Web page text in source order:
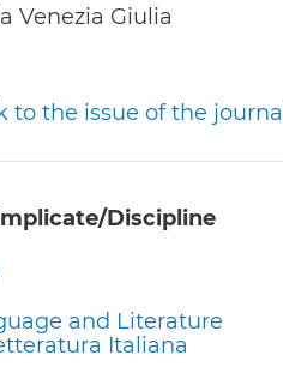
Venezia Giulia
the issue of the journal
Discipline
and Literature
Italiana